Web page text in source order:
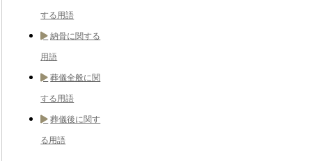
する用語
納骨に関する
用語
葬儀全般に関
する用語
葬儀後に関す
る用語